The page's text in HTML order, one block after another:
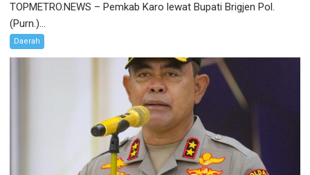
TOPMETRO.NEWS – Pemkab Karo lewat Bupati Brigjen Pol.
(Purn.)...
Daerah